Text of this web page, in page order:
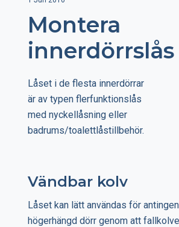
Montera
innerdörrslås
Låset i de flesta innerdörrar
är av typen flerfunktionslås
med nyckellåsning eller
badrums/toalettlåstillbehör.
Vändbar kolv
Låset kan lätt användas för
högerhängd dörr genom att